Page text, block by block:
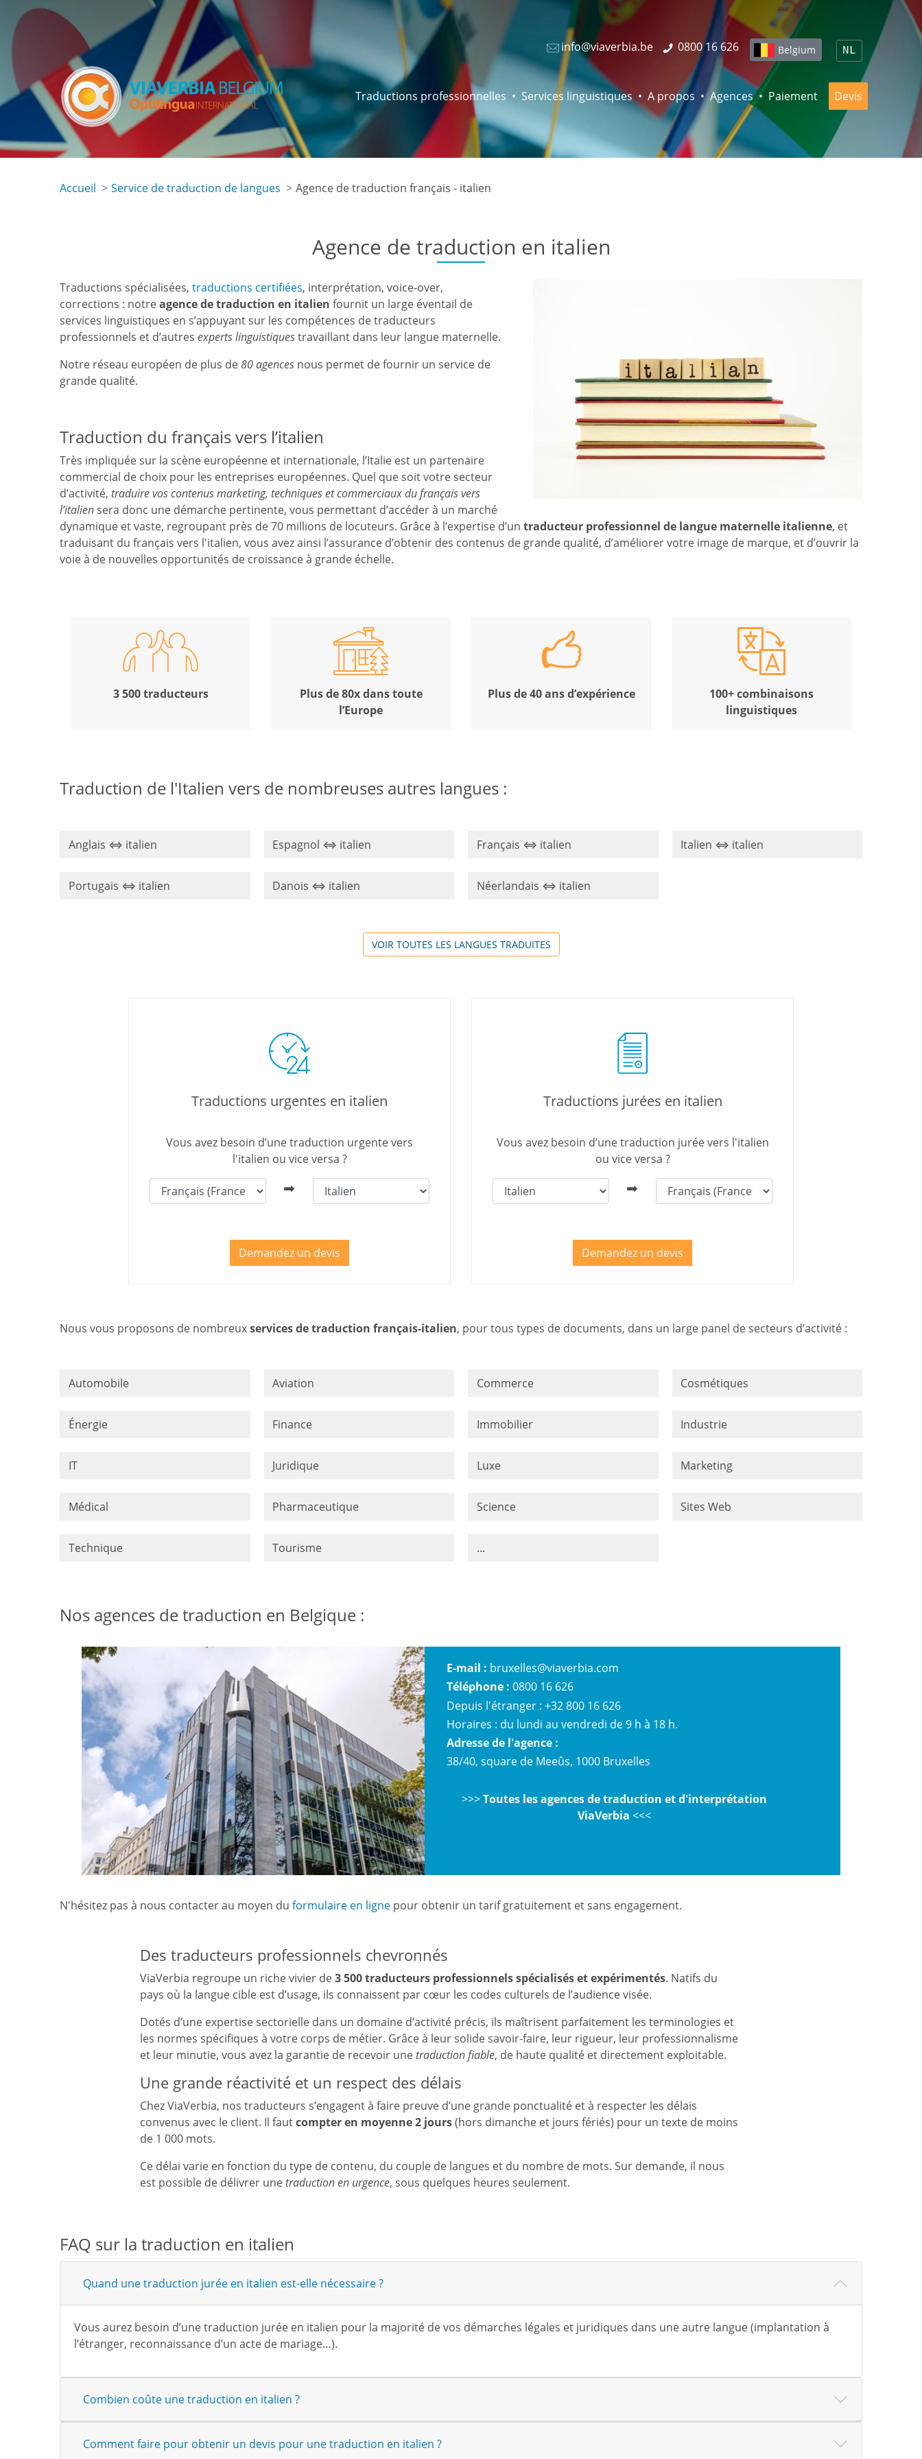
main
NL
Belgium
info@viaverbia.be 0800 16 626
Traductions professionnelles Services linguistiques A propos Agences Paiement Devis
Accueil Service de traduction de langues Agence de traduction français - italien
Agence de traduction en italien
Traductions spécialisées, traductions certifiées, interprétation, voice-over,
corrections : notreagence de traduction en italien fournit un large éventail de
services linguistiques en s’appuyant sur les compétences de traducteurs
professionnels et d’autres experts linguistiquestravaillant dans leur langue maternelle.
Notre réseau européen de plus de80 agences nous permet de fournir un service de
grande qualité.
Traduction du français vers l’italien
Très impliquée sur la scène européenne et internationale, l’Italie est un partenaire
commercial de choix pour les entreprises européennes. Quel que soit votre secteur
d’activité, traduire vos contenus marketing, techniques et commerciaux du français vers
l’italiensera donc une démarche pertinente, vous permettant d’accéder à un marché
dynamique et vaste, regroupant près de 70 millions de locuteurs. Grâce à l’expertise d’un traducteur professionnel de langue maternelle italienne, et
traduisant du français vers l'italien, vous avez ainsi l’assurance d’obtenir des contenus de grande qualité, d’améliorer votre image de marque, et d’ouvrir la
voie à de nouvelles opportunités de croissance à grande échelle.
3 500 traducteurs
Plus de 80x dans toute
l’Europe
Plus de 40 ans d’expérience
100+ combinaisons
linguistiques
Traduction de l'Italien vers de nombreuses autres langues :
Anglais ⇔ italien Espagnol ⇔ italien Français ⇔ italien Italien ⇔ italien
Portugais ⇔ italien Danois ⇔ italien Néerlandais ⇔ italien
VOIR TOUTES LES LANGUES TRADUITES
Traductions urgentes en italien
Vous avez besoin d’une traduction urgente vers
l'italien ou vice versa ?
Demandez un devis
Traductions jurées en italien
Vous avez besoin d’une traduction jurée vers l'italien
ou vice versa ?
Demandez un devis
Nous vous proposons de nombreuxservices de traduction français-italien, pour tous types de documents, dans un large panel de secteurs d’activité :
Automobile Aviation Commerce Cosmétiques
Énergie Finance Immobilier Industrie
IT Juridique Luxe Marketing
Médical Pharmaceutique Science Sites Web
Technique Tourisme ...
Nos agences de traduction en Belgique :
E-mail : bruxelles@viaverbia.com
Téléphone : 0800 16 626
Depuis l'étranger : +32 800 16 626
Horaires : du lundi au vendredi de 9 h à 18 h.
Adresse de l'agence :
38/40, square de Meeûs, 1000 Bruxelles
>>>Toutes les agences de traduction et d'interprétation
ViaVerbia <<<
N'hésitez pas à nous contacter au moyen du formulaire en ligne pour obtenir un tarif gratuitement et sans engagement.
Des traducteurs professionnels chevronnés
ViaVerbia regroupe un riche vivier de3 500 traducteurs professionnels spécialisés et expérimentés. Natifs du
pays où la langue cible est d’usage, ils connaissent par cœur les codes culturels de l’audience visée.
Dotés d’une expertise sectorielle dans un domaine d’activité précis, ils maîtrisent parfaitement les terminologies et
les normes spécifiques à votre corps de métier. Grâce à leur solide savoir-faire, leur rigueur, leur professionnalisme
et leur minutie, vous avez la garantie de recevoir unetraduction fiable, de haute qualité et directement exploitable.
Une grande réactivité et un respect des délais
Chez ViaVerbia, nos traducteurs s’engagent à faire preuve d’une grande ponctualité et à respecter les délais
convenus avec le client. Il fautcompter en moyenne 2 jours(hors dimanche et jours fériés) pour un texte de moins
de 1 000 mots.
Ce délai varie en fonction du type de contenu, du couple de langues et du nombre de mots. Sur demande, il nous
est possible de délivrer unetraduction en urgence, sous quelques heures seulement.
FAQ sur la traduction en italien
Quand une traduction jurée en italien est-elle nécessaire ?
Vous aurez besoin d’une traduction jurée en italien pour la majorité de vos démarches légales et juridiques dans une autre langue (implantation à
l’étranger, reconnaissance d’un acte de mariage…).
Combien coûte une traduction en italien ?
Comment faire pour obtenir un devis pour une traduction en italien ?